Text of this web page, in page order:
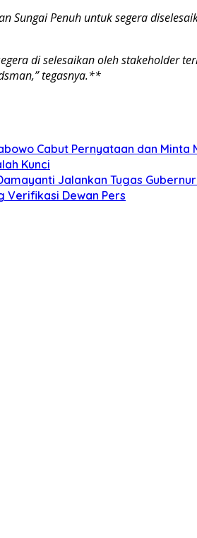
Penuh untuk segera
di selesaikan oleh stakeholder
tegasnya.**
Cabut Pernyataan dan Minta
Kunci
Jalankan Tugas
Verifikasi Dewan Pers